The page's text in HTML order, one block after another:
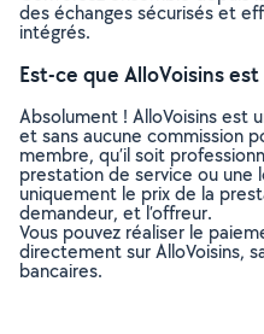
des échanges sécurisés et
intégrés.
Est-ce que AlloVoisins
Absolument ! AlloVoisins est
et sans aucune commission
membre, qu’il soit
prestation de service ou une
uniquement le prix de la
demandeur, et l’offreur.
Vous pouvez réaliser le
directement sur AlloVoisins,
bancaires.